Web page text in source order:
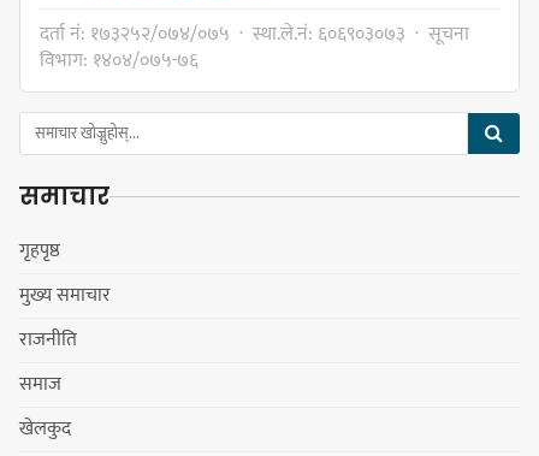
प्रदेश अधिकार विहीन भएकोले सरकार
फेरबदल गर्न दलहरूलाई अस्थिरताको
खेल सजिलो : पूर्व प्रदेश प्रमुख तुम्बाहाङ
सङ्खुवासभामा सिलिचोङ स्वास्थ्य
दर्ता नं: १७३२५२/०७४/०७५ · स्था.ले.नं: ६०६९०३०७३ · सूचना
विभाग: १४०४/०७५-७६
समाचार
गृहपृष्ठ
मुख्य समाचार
राजनीति
समाज
खेलकुद